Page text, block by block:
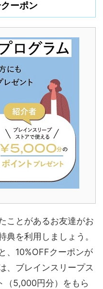
ーポン
ことがあるお友達がお
典を利用しましょう。
、10%OFFクーポンが
、ブレインスリープス
（5,000円分）をもら